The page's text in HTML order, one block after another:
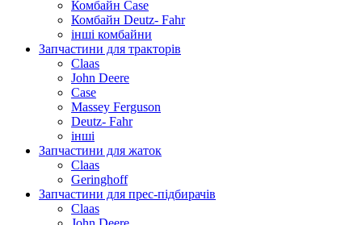
Комбайн Case
Комбайн Deutz- Fahr
інші комбайни
Запчастини для тракторів
Claas
John Deere
Case
Massey Ferguson
Deutz- Fahr
інші
Запчастини для жаток
Claas
Geringhoff
Запчастини для прес-підбирачів
Claas